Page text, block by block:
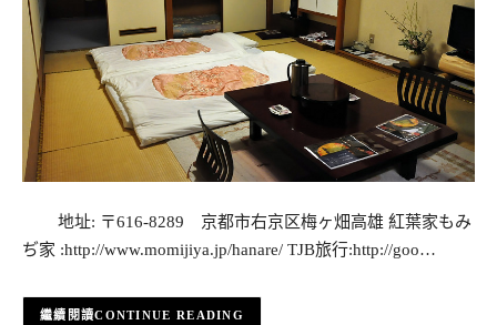
地址: 〒616-8289 京都市右京区梅ヶ畑高雄 紅葉家もみ
ぢ家 :http://www.momijiya.jp/hanare/ TJB旅行:http://goo…
CONTINUE READING